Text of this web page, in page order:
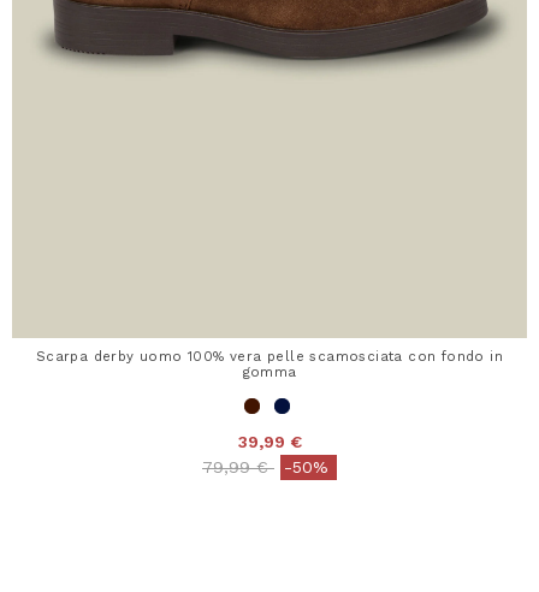
Scarpa derby uomo 100% vera pelle scamosciata con fondo in
gomma
39,99 €
Price reduced from
79,99 €to-50%